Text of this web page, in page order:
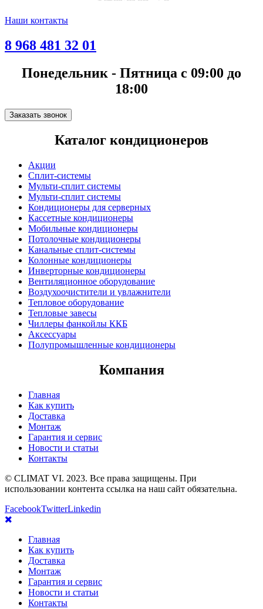
Наши контакты
8 968 481 32 01
Понедельник - Пятница с 09:00 до
18:00
Заказать звонок
Каталог кондиционеров
Акции
Сплит-системы
Мульти-сплит системы
Мульти-сплит системы
Кондиционеры для серверных
Кассетные кондиционеры
Мобильные кондиционеры
Потолочные кондиционеры
Канальные сплит-системы
Колонные кондиционеры
Инверторные кондиционеры
Вентиляционное оборудование
Воздухоочистители и увлажнители
Тепловое оборудование
Тепловые завесы
Чиллеры фанкойлы ККБ
Аксессуары
Полупромышленные кондиционеры
Компания
Главная
Как купить
Доставка
Монтаж
Гарантия и сервис
Новости и статьи
Контакты
© CLIMAT VI. 2023. Все права защищены. При
использовании контента ссылка на наш сайт обязательна.
FacebookTwitterLinkedin
Главная
Как купить
Доставка
Монтаж
Гарантия и сервис
Новости и статьи
Контакты